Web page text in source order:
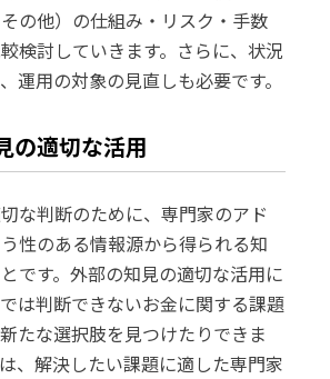
の他）の仕組み・リスク・手数
検討していきます。さらに、状況
運用の対象の見直しも必要です。
の適切な活用
な判断のために、専門家のアド
性のある情報源から得られる知
です。外部の知見の適切な活用に
は判断できないお金に関する課題
たな選択肢を見つけたりできま
、解決したい課題に適した専門家